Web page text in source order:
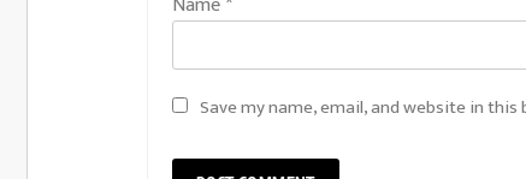
Save my name, email, and website in